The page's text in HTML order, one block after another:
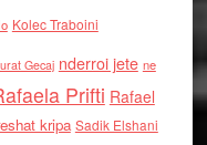
Kolec Traboini
Gecaj nderroi jete ne
Prifti Rafael
kripa Sadik Elshani